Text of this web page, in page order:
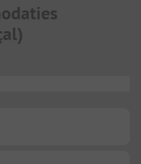
)